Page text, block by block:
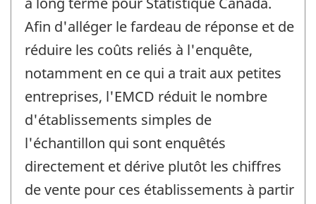
Afin d'alléger le fardeau de réponse et de
réduire les coûts reliés à l'enquête,
notamment en ce qui a trait aux petites
entreprises, l'EMCD réduit le nombre
d'établissements simples de
l'échantillon qui sont enquêtés
directement et dérive plutôt les chiffres
de vente pour ces établissements à partir